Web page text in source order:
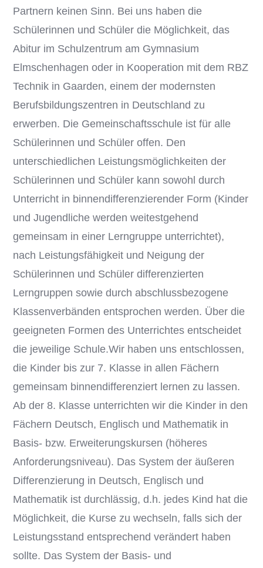
Partnern keinen Sinn. Bei uns haben die
Schülerinnen und Schüler die Möglichkeit, das
Abitur im Schulzentrum am Gymnasium
Elmschenhagen oder in Kooperation mit dem RBZ
Technik in Gaarden, einem der modernsten
Berufsbildungszentren in Deutschland zu
erwerben. Die Gemeinschaftsschule ist für alle
Schülerinnen und Schüler offen. Den
unterschiedlichen Leistungsmöglichkeiten der
Schülerinnen und Schüler kann sowohl durch
Unterricht in binnendifferenzierender Form (Kinder
und Jugendliche werden weitestgehend
gemeinsam in einer Lerngruppe unterrichtet),
nach Leistungsfähigkeit und Neigung der
Schülerinnen und Schüler differenzierten
Lerngruppen sowie durch abschlussbezogene
Klassenverbänden entsprochen werden. Über die
geeigneten Formen des Unterrichtes entscheidet
die jeweilige Schule.Wir haben uns entschlossen,
die Kinder bis zur 7. Klasse in allen Fächern
gemeinsam binnendifferenziert lernen zu lassen.
Ab der 8. Klasse unterrichten wir die Kinder in den
Fächern Deutsch, Englisch und Mathematik in
Basis- bzw. Erweiterungskursen (höheres
Anforderungsniveau). Das System der äußeren
Differenzierung in Deutsch, Englisch und
Mathematik ist durchlässig, d.h. jedes Kind hat die
Möglichkeit, die Kurse zu wechseln, falls sich der
Leistungsstand entsprechend verändert haben
sollte. Das System der Basis- und